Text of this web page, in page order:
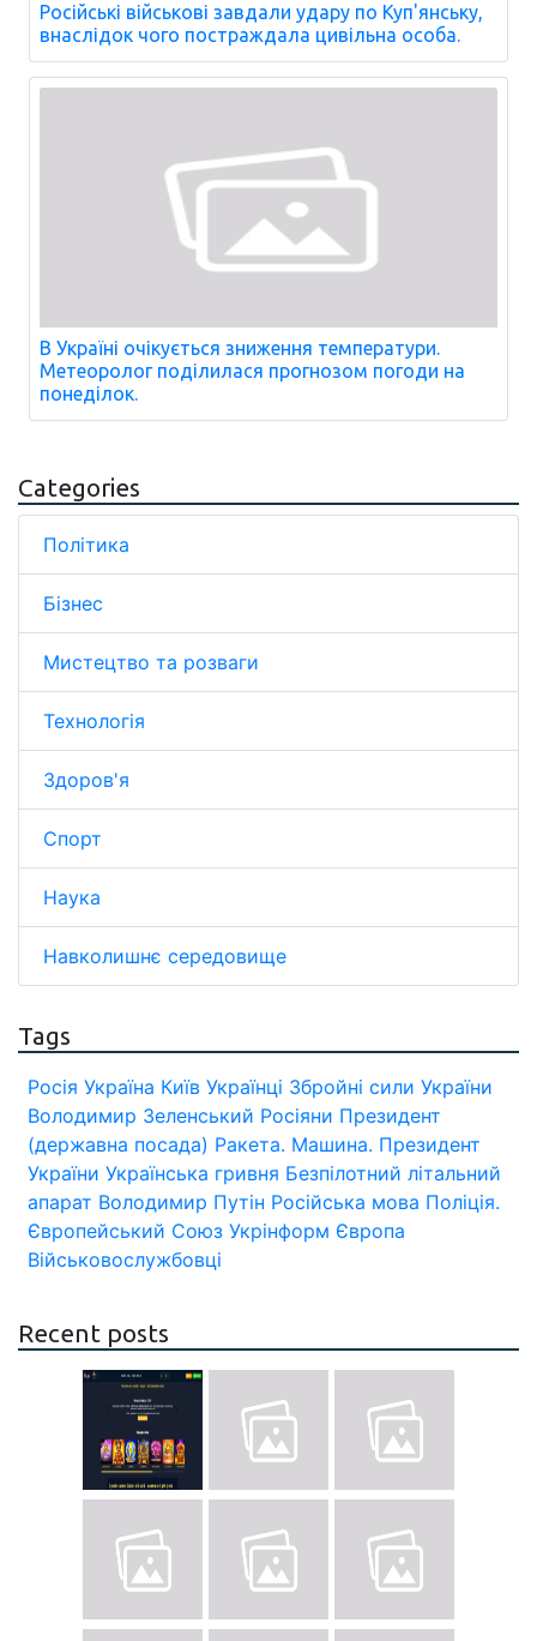
Російські військові завдали удару по Куп'янську,
внаслідок чого постраждала цивільна особа.
В Україні очікується зниження температури.
Метеоролог поділилася прогнозом погоди на
понеділок.
Categories
Політика
Бізнес
Мистецтво та розваги
Технологія
Здоров'я
Спорт
Наука
Навколишнє середовище
Tags
Росія Україна Київ Українці Збройні сили України
Володимир Зеленський Росіяни Президент
(державна посада) Ракета. Машина. Президент
України Українська гривня Безпілотний літальний
апарат Володимир Путін Російська мова Поліція.
Європейський Союз Укрінформ Європа
Військовослужбовці
Recent posts